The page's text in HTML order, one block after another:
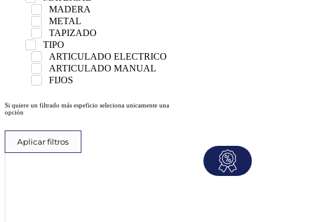
MADERA
METAL
TAPIZADO
TIPO
ARTICULADO ELECTRICO
ARTICULADO MANUAL
FIJOS
Si quiere un filtrado más espeficio seleciona unicamente una
opción
Aplicar filtros